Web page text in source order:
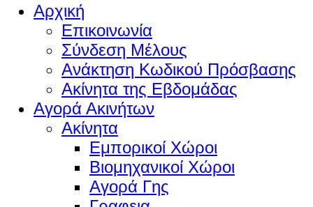
Αρχική
Επικοινωνία
Σύνδεση Μέλους
Ανάκτηση Κωδικού Πρόσβασης
Ακίνητα της Εβδομάδας
Αγορά Ακινήτων
Ακίνητα
Εμπορικοί Χώροι
Βιομηχανικοί Χώροι
Αγορά Γης